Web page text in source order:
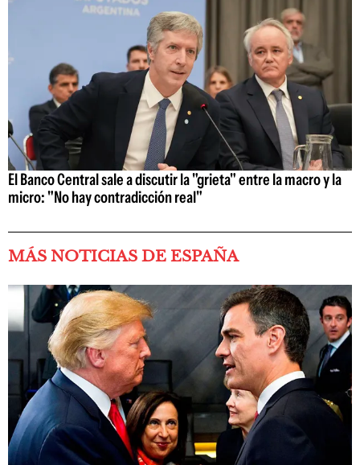
El Banco Central sale a discutir la "grieta" entre la macro y la
micro: "No hay contradicción real"
MÁS NOTICIAS DE ESPAÑA